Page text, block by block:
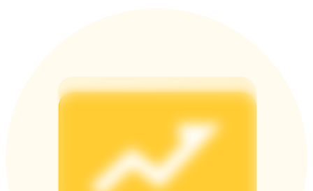
Deposit CASHCAT & Win
Share 500000 CASHCAT prize pool
Exclusive for BitMart Users
Register & Trade to Win 500,000 USDT